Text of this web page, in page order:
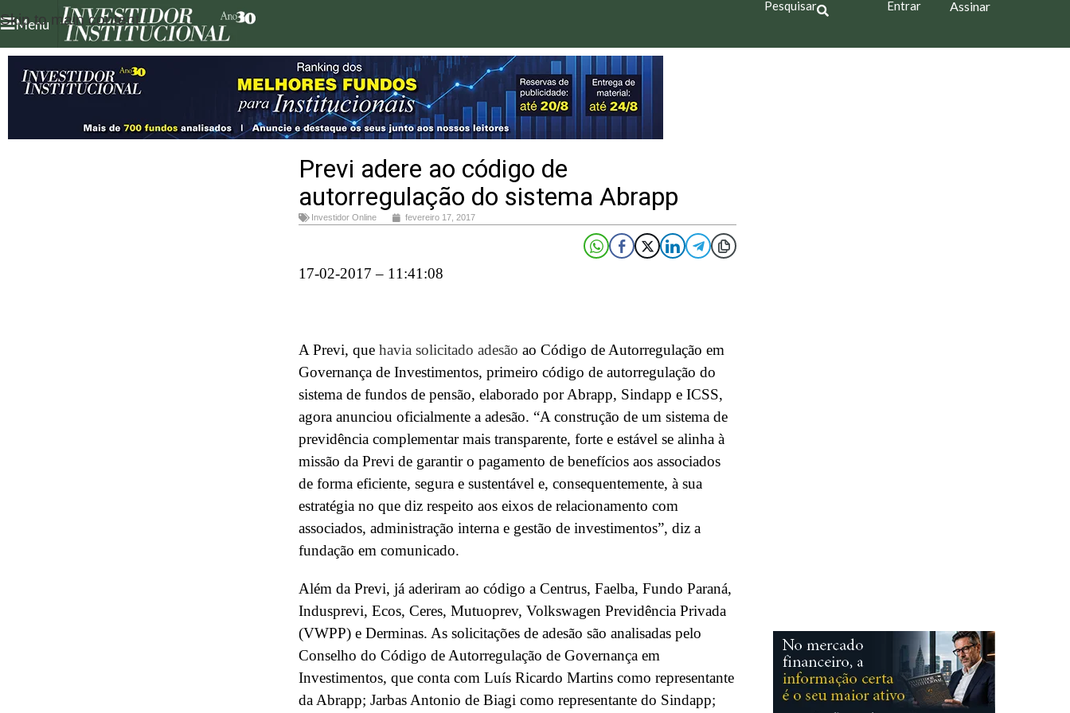
Skip to main content
Menu
Pesquisar Entrar Assinar
Previ adere ao código de
autorregulação do sistema Abrapp
Investidor Online fevereiro 17, 2017
17-02-2017 – 11:41:08
A Previ, que havia solicitado adesão ao Código de Autorregulação em
Governança de Investimentos, primeiro código de autorregulação do
sistema de fundos de pensão, elaborado por Abrapp, Sindapp e ICSS,
agora anunciou oficialmente a adesão. “A construção de um sistema de
previdência complementar mais transparente, forte e estável se alinha à
missão da Previ de garantir o pagamento de benefícios aos associados
de forma eficiente, segura e sustentável e, consequentemente, à sua
estratégia no que diz respeito aos eixos de relacionamento com
associados, administração interna e gestão de investimentos”, diz a
fundação em comunicado.
Além da Previ, já aderiram ao código a Centrus, Faelba, Fundo Paraná,
Indusprevi, Ecos, Ceres, Mutuoprev, Volkswagen Previdência Privada
(VWPP) e Derminas. As solicitações de adesão são analisadas pelo
Conselho do Código de Autorregulação de Governança em
Investimentos, que conta com Luís Ricardo Martins como representante
da Abrapp; Jarbas Antonio de Biagi como representante do Sindapp;